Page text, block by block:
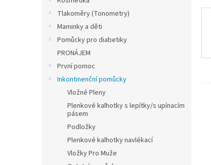
Tlakoměry (Tonometry)
Maminky a děti
Pomůcky pro diabetiky
PRONÁJEM
První pomoc
Inkontinenční pomůcky
Vložné Pleny
Plenkové kalhotky s lepítky/s upínacím
pásem
Podložky
Plenkové kalhotky navlékací
Vložky Pro Muže